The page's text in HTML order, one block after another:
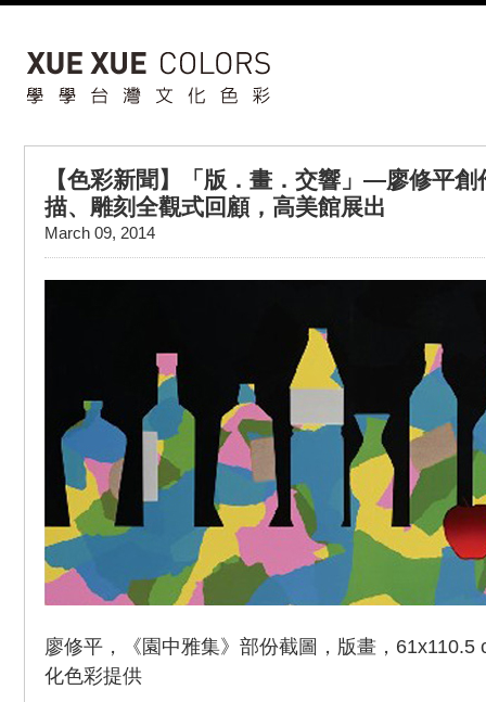
【色彩新聞】「版．畫．交響」—廖修平
描、雕刻全觀式回顧，高美館展出
March 09, 2014
廖修平，《園中雅集》部份截圖，版畫，61x110.5
化色彩提供